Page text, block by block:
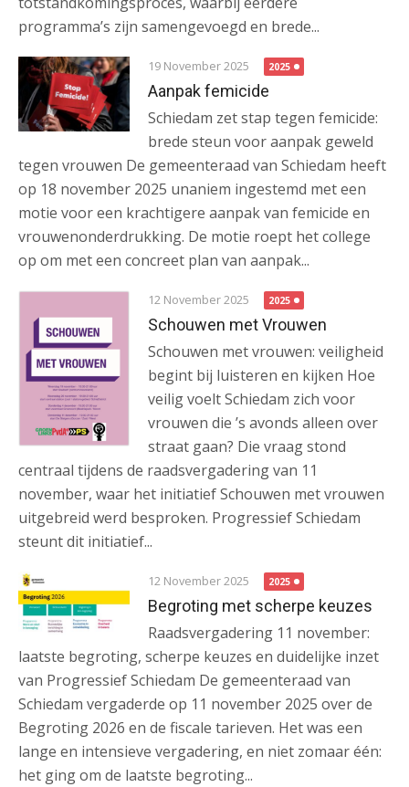
programma’s zijn samengevoegd en brede...
19 November 2025 2025
Aanpak femicide
Schiedam zet stap tegen femicide:
brede steun voor aanpak geweld
tegen vrouwen De gemeenteraad van Schiedam heeft
op 18 november 2025 unaniem ingestemd met een
motie voor een krachtigere aanpak van femicide en
vrouwenonderdrukking. De motie roept het college
op om met een concreet plan van aanpak...
12 November 2025 2025
Schouwen met Vrouwen
Schouwen met vrouwen: veiligheid
begint bij luisteren en kijken Hoe
veilig voelt Schiedam zich voor
vrouwen die ’s avonds alleen over
straat gaan? Die vraag stond
centraal tijdens de raadsvergadering van 11
november, waar het initiatief Schouwen met vrouwen
uitgebreid werd besproken. Progressief Schiedam
steunt dit initiatief...
12 November 2025 2025
Begroting met scherpe keuzes
Raadsvergadering 11 november:
laatste begroting, scherpe keuzes en duidelijke inzet
van Progressief Schiedam De gemeenteraad van
Schiedam vergaderde op 11 november 2025 over de
Begroting 2026 en de fiscale tarieven. Het was een
lange en intensieve vergadering, en niet zomaar één:
het ging om de laatste begroting...